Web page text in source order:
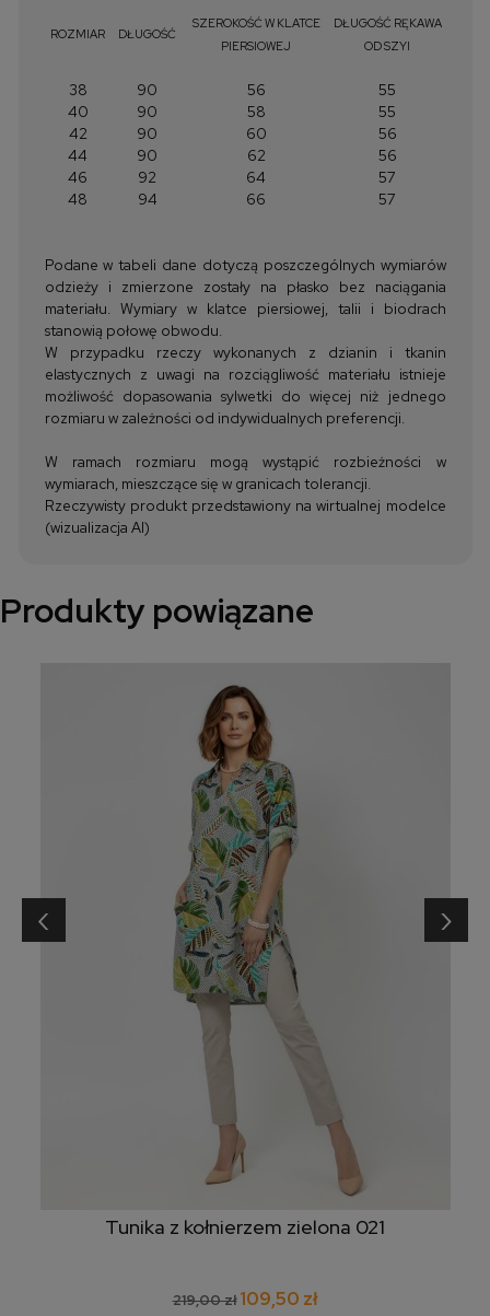
ROZMIAR DŁUGOŚĆ
SZEROKOŚĆ W KLATCE
PIERSIOWEJ
DŁUGOŚĆ RĘKAWA
OD SZYI
38 90 56
55
40
90 58
55
42
90 60
56
44
90 62
56
46
92 64
57
48
94 66 57
Podane w tabeli dane dotyczą poszczególnych wymiarów
odzieży i zmierzone zostały na płasko bez naciągania
materiału. Wymiary w klatce piersiowej, talii i biodrach
stanowią połowę obwodu.
W przypadku rzeczy wykonanych z dzianin i tkanin
elastycznych z uwagi na rozciągliwość materiału istnieje
możliwość dopasowania sylwetki do więcej niż jednego
rozmiaru w zależności od indywidualnych preferencji.
W ramach rozmiaru mogą wystąpić rozbieżności w
wymiarach, mieszczące się w granicach tolerancji.
Rzeczywisty produkt przedstawiony na wirtualnej modelce
(wizualizacja AI)
Produkty powiązane
Tunika z kołnierzem zielona 021
219,00 zł 109,50 zł
‹ ›